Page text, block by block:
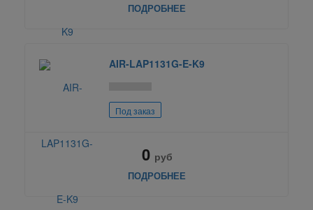
ПОДРОБНЕЕ
AIR-LAP1131G-E-K9
Под заказ
0 руб
ПОДРОБНЕЕ